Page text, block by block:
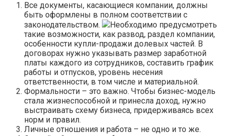
Все документы, касающиеся компании, должны
быть оформлены в полном соответствии с
законодательством.
Необходимо предусмотреть
такие возможности, как развод, раздел компании,
особенности купли-продажи долевых частей. В
договорах нужно указывать размер заработной
платы каждого из сотрудников, составить график
работы и отпусков, уровень несения
ответственности, в том числе и материальной.
Формальности – это важно. Чтобы бизнес-модель
стала жизнеспособной и принесла доход, нужно
выстраивать схему бизнеса, придерживаясь всех
норм и правил.
Личные отношения и работа – не одно и то же.